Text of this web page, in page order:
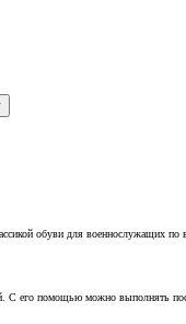
обуви для военнослужащих по
С его помощью можно выполнять